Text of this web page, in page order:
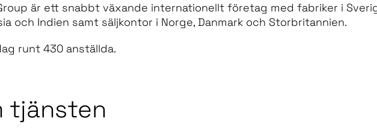
är ett snabbt växande internationellt företag med fabriker i
och Indien samt säljkontor i Norge, Danmark och Storbritannien.
runt 430 anställda.
tjänsten